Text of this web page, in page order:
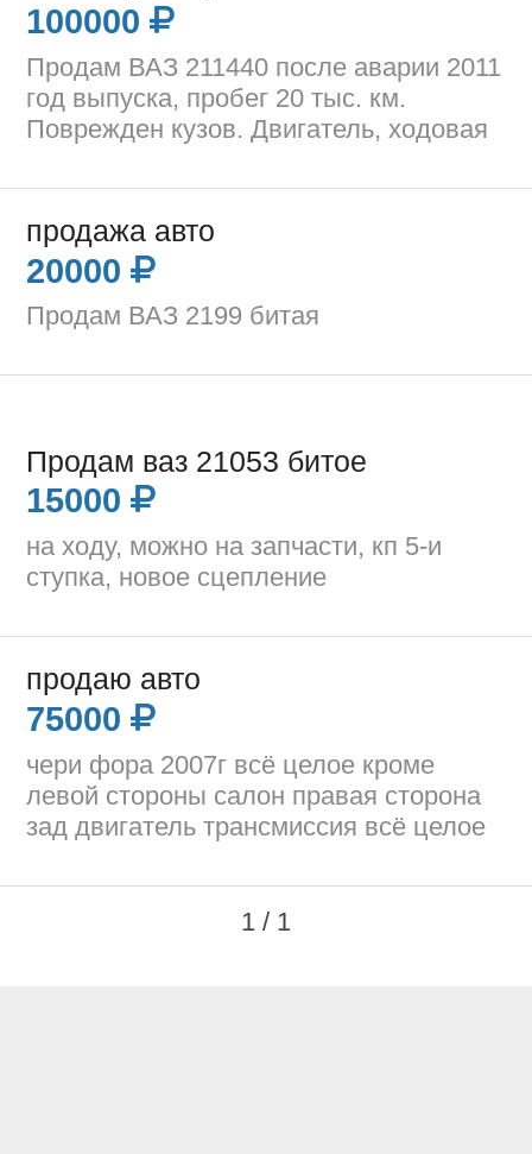
100000
Продам ВАЗ 211440 после аварии 2011
год выпуска, пробег 20 тыс. км.
Поврежден кузов. Двигатель, ходовая
продажа авто
20000
Продам ВАЗ 2199 битая
Продам ваз 21053 битое
15000
на ходу, можно на запчасти, кп 5-и
ступка, новое сцепление
продаю авто
75000
чери фора 2007г всё целое кроме
левой стороны салон правая сторона
зад двигатель трансмиссия всё целое
1 / 1